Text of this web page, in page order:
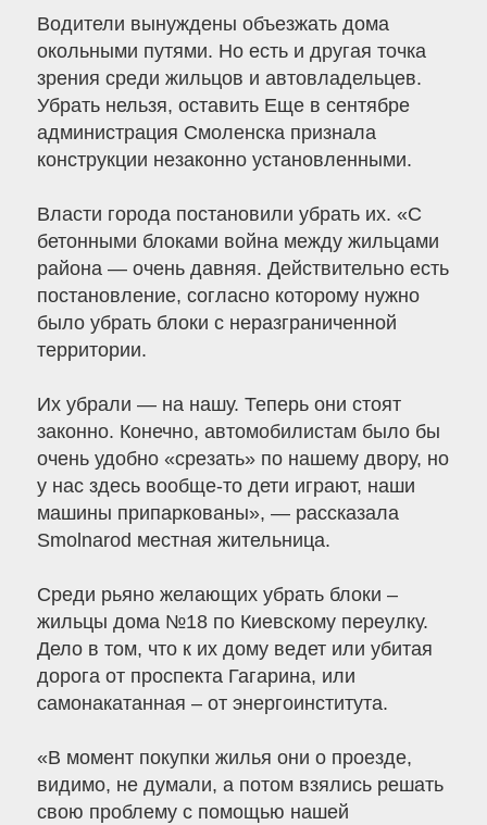
Водители вынуждены объезжать дома
окольными путями. Но есть и другая точка
зрения среди жильцов и автовладельцев.
Убрать нельзя, оставить Еще в сентябре
администрация Смоленска признала
конструкции незаконно установленными.
Власти города постановили убрать их. «С
бетонными блоками война между жильцами
района — очень давняя. Действительно есть
постановление, согласно которому нужно
было убрать блоки с неразграниченной
территории.
Их убрали — на нашу. Теперь они стоят
законно. Конечно, автомобилистам было бы
очень удобно «срезать» по нашему двору, но
у нас здесь вообще-то дети играют, наши
машины припаркованы», — рассказала
Smolnarod местная жительница.
Среди рьяно желающих убрать блоки –
жильцы дома №18 по Киевскому переулку.
Дело в том, что к их дому ведет или убитая
дорога от проспекта Гагарина, или
самонакатанная – от энергоинститута.
«В момент покупки жилья они о проезде,
видимо, не думали, а потом взялись решать
свою проблему с помощью нашей